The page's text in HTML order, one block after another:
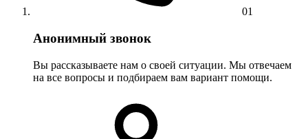
01
Анонимный звонок
Вы рассказываете нам о своей ситуации. Мы отвечаем
на все вопросы и подбираем вам вариант помощи.